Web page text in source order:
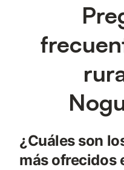
¿Cuáles son
más ofrecidos